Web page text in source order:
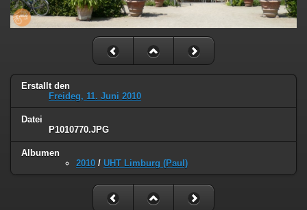
Erstallt den
Freideg, 11. Juni 2010
Datei
P1010770.JPG
Albumen
2010 / UHT Limburg (Paul)